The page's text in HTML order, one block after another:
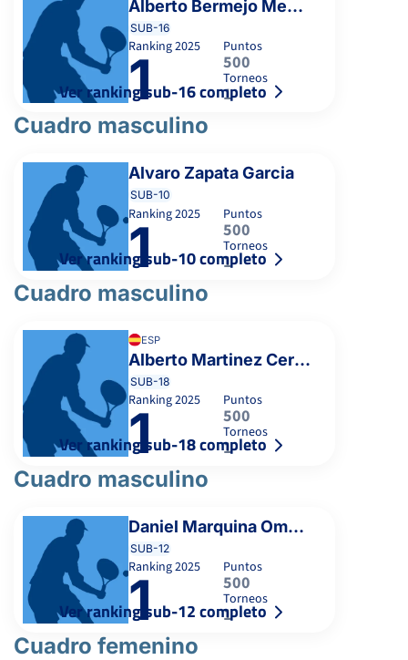
Alberto Bermejo Mendez
SUB-16
Ranking2025
1 Puntos
500
Torneos
1
Ver ranking sub-16 completo
Cuadro masculino
Alvaro Zapata Garcia
SUB-10
Ranking2025
1 Puntos
500
Torneos
1
Ver ranking sub-10 completo
Cuadro masculino
ESP
Alberto Martinez Cervell
SUB-18
Ranking2025
1 Puntos
500
Torneos
1
Ver ranking sub-18 completo
Cuadro masculino
Daniel Marquina Omagbon
SUB-12
Ranking2025
1 Puntos
500
Torneos
1
Ver ranking sub-12 completo
Cuadro femenino